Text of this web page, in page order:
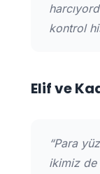
kontrol
Elif ve
“Para
ikimiz de